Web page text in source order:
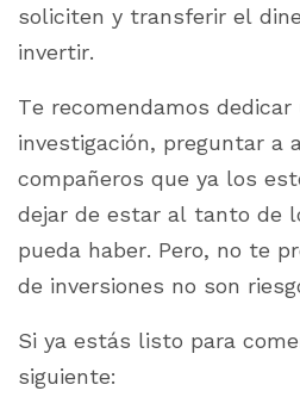
soliciten y transferir el
invertir.
Te recomendamos
investigación, preguntar a
compañeros que ya los
dejar de estar al tanto de
pueda haber. Pero, no te
de inversiones no son
Si ya estás listo para
siguiente: